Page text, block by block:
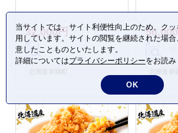
32,000円
全2回
当サイトでは、サイト利便性向上のため、ク
用しています。サイトの閲覧を継続された場
意したことものといたします。
詳細についてはプライバシーポリシーをお読み
OK